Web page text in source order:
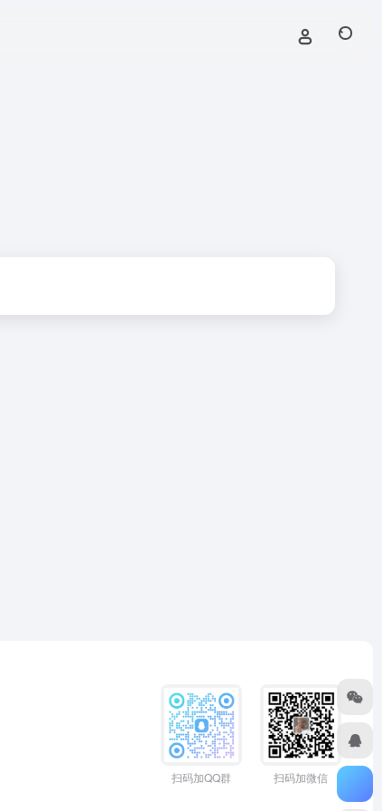
扫码加QQ群 扫码加微信